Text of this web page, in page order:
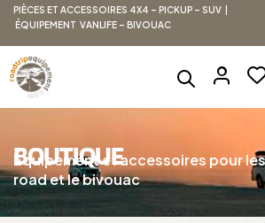
PIÈCES ET ACCESSOIRES 4X4 – PICKUP – SUV |
ÉQUIPEMENT VANLIFE – BIVOUAC
BOUTIQUE
Équipement et accessoires pour
road et le bivouac